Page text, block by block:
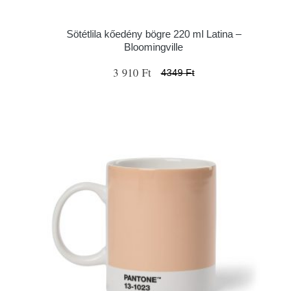
Sötétlila kőedény bögre 220 ml Latina –
Bloomingville
3 910 Ft 4349 Ft